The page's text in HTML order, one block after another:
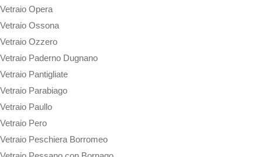
Vetraio Opera
Vetraio Ossona
Vetraio Ozzero
Vetraio Paderno Dugnano
Vetraio Pantigliate
Vetraio Parabiago
Vetraio Paullo
Vetraio Pero
Vetraio Peschiera Borromeo